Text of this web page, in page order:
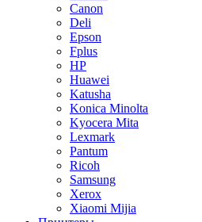
Canon
Deli
Epson
Fplus
HP
Huawei
Katusha
Konica Minolta
Kyocera Mita
Lexmark
Pantum
Ricoh
Samsung
Xerox
Xiaomi Mijia